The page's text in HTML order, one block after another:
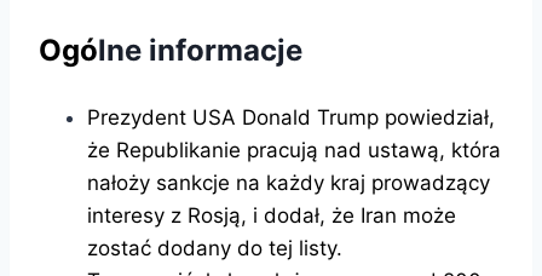
Ogólne informacje
Prezydent USA Donald Trump powiedział,
że Republikanie pracują nad ustawą, która
nałoży sankcje na każdy kraj prowadzący
interesy z Rosją, i dodał, że Iran może
zostać dodany do tej listy.